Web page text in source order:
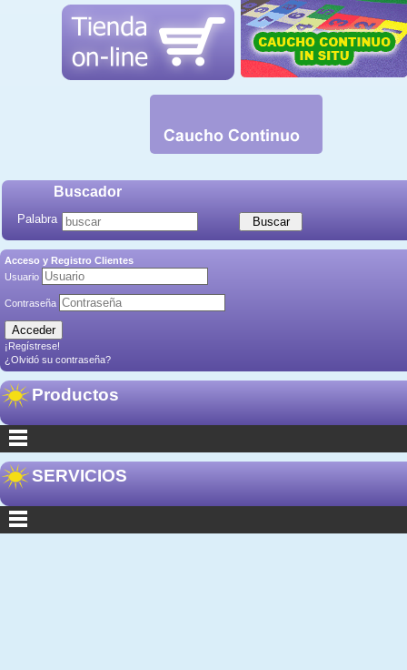
Buscador
Palabra
Acceso y Registro Clientes
Usuario
Contraseña
¡Regístrese!
¿Olvidó su contraseña?
Productos
SERVICIOS